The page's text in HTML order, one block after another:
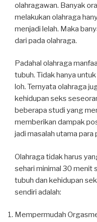
olahragawan. Banyak
melakukan olahraga
menjadi lelah. Maka
dari pada olahraga.
Padahal olahraga
tubuh. Tidak hanya
loh. Ternyata olahraga
kehidupan seks
beberapa studi yang
memberikan dampak
jadi masalah utama para
Olahraga tidak harus
sehari minimal 30 menit
tubuh dan kehidupan
sendiri adalah:
Mempermudah